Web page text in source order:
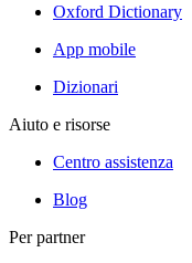
Oxford Dictionary
App mobile
Dizionari
Aiuto e risorse
Centro assistenza
Blog
Per partner